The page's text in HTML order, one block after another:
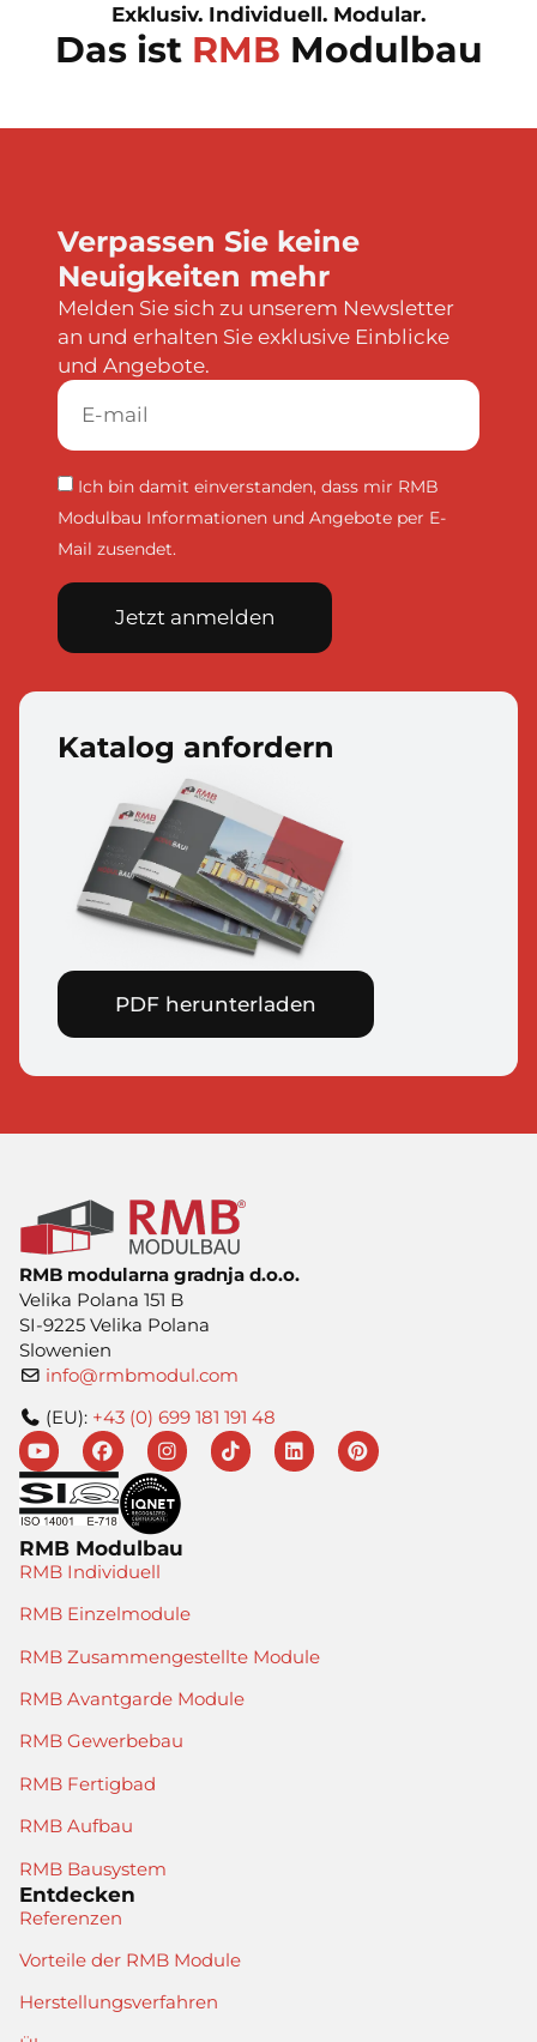
Exklusiv. Individuell. Modular.
Das ist RMB Modulbau
Verpassen Sie keine
Neuigkeiten mehr
Melden Sie sich zu unserem Newsletter
an und erhalten Sie exklusive Einblicke
und Angebote.
Ich bin damit einverstanden, dass mir RMB
Modulbau Informationen und Angebote per E-
Mail zusendet.
Jetzt anmelden
Katalog anfordern
PDF herunterladen
RMB modularna gradnja d.o.o.
Velika Polana 151 B
SI-9225 Velika Polana
Slowenien
info@rmbmodul.com
(EU): +43 (0) 699 181 191 48
RMB Modulbau
RMB Individuell
RMB Einzelmodule
RMB Zusammengestellte Module
RMB Avantgarde Module
RMB Gewerbebau
RMB Fertigbad
RMB Aufbau
RMB Bausystem
Entdecken
Referenzen
Vorteile der RMB Module
Herstellungsverfahren